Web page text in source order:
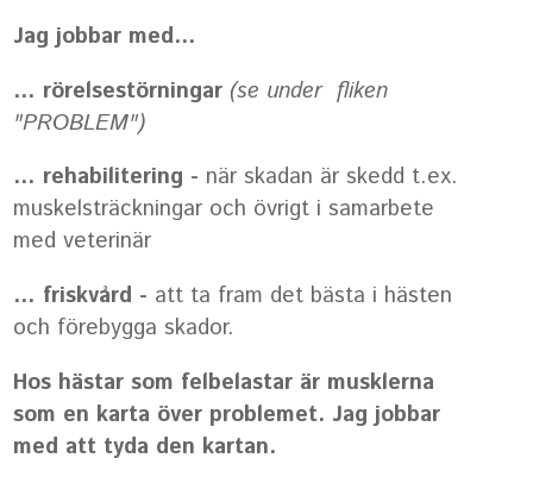
Jag jobbar med…
… rörelsestörningar (se under fliken
"PROBLEM")
… rehabilitering - när skadan är skedd t.ex.
muskelsträckningar och övrigt i samarbete
med veterinär
… friskvård - att ta fram det bästa i hästen
och förebygga skador.
Hos hästar som felbelastar är musklerna
som en karta över problemet. Jag jobbar
med att tyda den kartan.